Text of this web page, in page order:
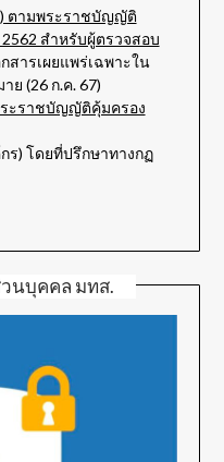
ตามพระราชบัญญัติ
สำหรับผู้ตรวจสอบ
กสารเผยแพร่เฉพาะใน
ย (26 ก.ค. 67)
ะราชบัญญัติคุ้มครอง
ร) โดยที่ปรึกษาทางกฏ
นบุคคล มทส.